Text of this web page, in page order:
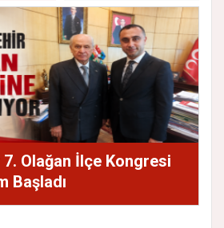
Olağan İlçe Kongresi
Başladı